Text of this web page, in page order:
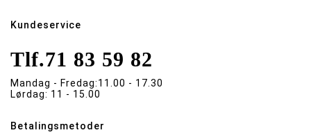
Kundeservice
Tlf.71 83 59 82
Mandag - Fredag:11.00 - 17.30
Lørdag: 11 - 15.00
Betalingsmetoder